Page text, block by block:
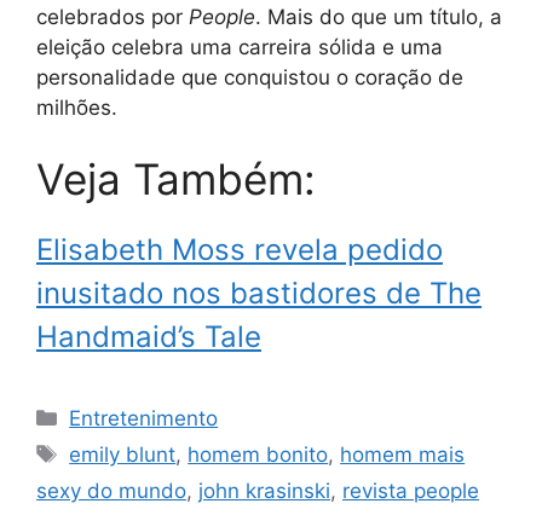
celebrados por People. Mais do que um título, a
eleição celebra uma carreira sólida e uma
personalidade que conquistou o coração de
milhões.
Veja Também:
Elisabeth Moss revela pedido
inusitado nos bastidores de The
Handmaid’s Tale
Categorias
Entretenimento
Tags
emily blunt, homem bonito, homem mais
sexy do mundo, john krasinski, revista people